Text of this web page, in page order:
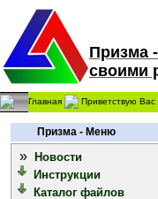
Призма
своими
Главная Приветствую Вас
Призма - Меню
»
Новости
Инструкции
Каталог файлов